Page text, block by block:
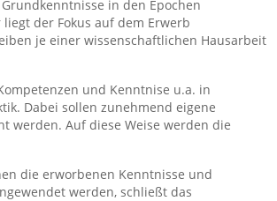
in den Epochen
der Fokus auf dem Erwerb
je einer wissenschaftlichen Hausarbeit
und Kenntnise u.a. in
Dabei sollen zunehmend eigene
werden. Auf diese Weise werden die
die erworbenen Kenntnisse und
werden, schließt das